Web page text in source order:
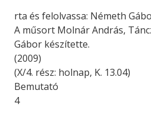
rta és felolvassa: Németh
A műsort Molnár András,
Gábor készítette.
(2009)
(X/4. rész: holnap, K. 13.04)
Bemutató
4